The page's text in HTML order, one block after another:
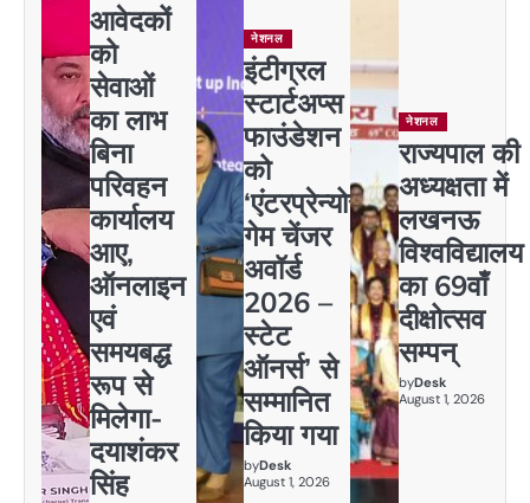
आवेदकों
को
सेवाओं
का लाभ
बिना
परिवहन
कार्यालय
आए,
ऑनलाइन
एवं
समयबद्ध
रूप से
मिलेगा-
दयाशंकर
सिंह
नेशनल
इंटीग्रल
स्टार्टअप्स
फाउंडेशन
को
‘एंटरप्रेन्योर
गेम चेंजर
अवॉर्ड
2026 –
स्टेट
ऑनर्स’ से
सम्मानित
किया गया
byDesk
August 1, 2026
नेशनल
राज्यपाल की
अध्यक्षता में
लखनऊ
विश्वविद्यालय
का 69वाँ
दीक्षोत्सव
सम्पन्
byDesk
August 1, 2026